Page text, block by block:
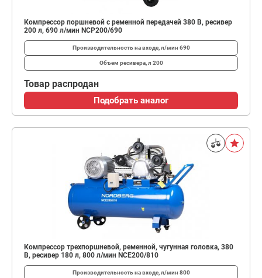
Компрессор поршневой с ременной передачей 380 В, ресивер
200 л, 690 л/мин NCP200/690
Производительность на входе, л/мин 690
Объем ресивера, л 200
Товар распродан
Подобрать аналог
Компрессор трехпоршневой, ременной, чугунная головка, 380
В, ресивер 180 л, 800 л/мин NCE200/810
Производительность на входе, л/мин 800